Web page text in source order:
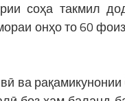
соҳа такмил
онҳо то 60
ва